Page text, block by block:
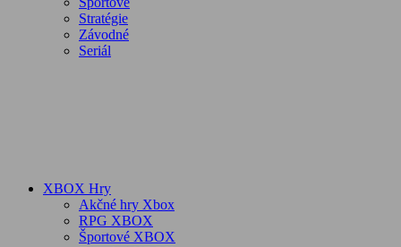
Stratégie
Závodné
Seriál
XBOX Hry
Akčné hry Xbox
RPG XBOX
Športové XBOX